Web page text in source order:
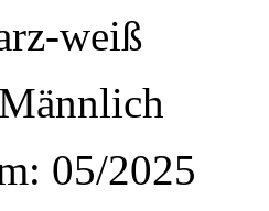
weiß
05/2025